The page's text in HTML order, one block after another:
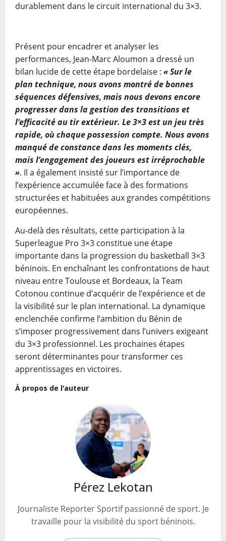
durablement dans le circuit international du 3×3.
Présent pour encadrer et analyser les
performances, Jean-Marc Aloumon a dressé un
bilan lucide de cette étape bordelaise : « Sur le
plan technique, nous avons montré de bonnes
séquences défensives, mais nous devons encore
progresser dans la gestion des transitions et
l’efficacité au tir extérieur. Le 3×3 est un jeu très
rapide, où chaque possession compte. Nous avons
manqué de constance dans les moments clés,
mais l’engagement des joueurs est irréprochable
». Il a également insisté sur l’importance de
l’expérience accumulée face à des formations
structurées et habituées aux grandes compétitions
européennes.
Au-delà des résultats, cette participation à la
Superleague Pro 3×3 constitue une étape
importante dans la progression du basketball 3×3
béninois. En enchaînant les confrontations de haut
niveau entre Toulouse et Bordeaux, la Team
Cotonou continue d’acquérir de l’expérience et de
la visibilité sur le plan international. La dynamique
enclenchée confirme l’ambition du Bénin de
s’imposer progressivement dans l’univers exigeant
du 3×3 professionnel. Les prochaines étapes
seront déterminantes pour transformer ces
apprentissages en victoires.
À propos de l'auteur
Pérez Lekotan
Journaliste Reporter Sportif passionné de sport. Je
travaille pour la visibilité du sport béninois.